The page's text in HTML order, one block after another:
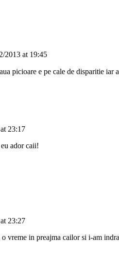
2013 at 19:45
picioare e pe cale de disparitie
23:17
ador caii!
23:27
vreme in preajma cailor si i-am